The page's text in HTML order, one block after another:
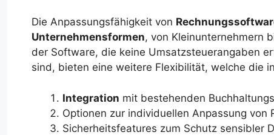
Die Anpassungsfähigkeit von
Unternehmensformen, von Kleinunternehmern
der Software, die keine Umsatzsteuerangaben
sind, bieten eine weitere Flexibilität, welche die
Integration mit bestehenden
Optionen zur individuellen Anpassung von
Sicherheitsfeatures zum Schutz sensibler